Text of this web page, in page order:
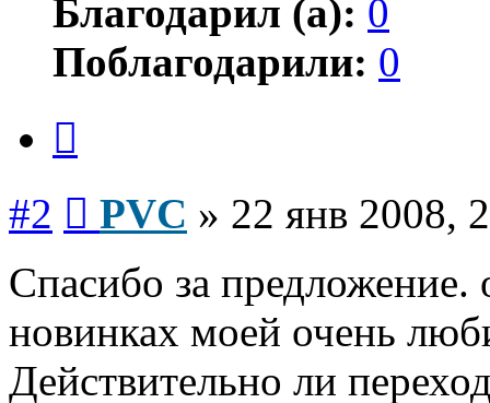
Благодарил (а): 0
Поблагодарили: 0
#2 PVC » 22 янв 2008,
Спасибо за предложение.
новинках моей очень
Действительно ли